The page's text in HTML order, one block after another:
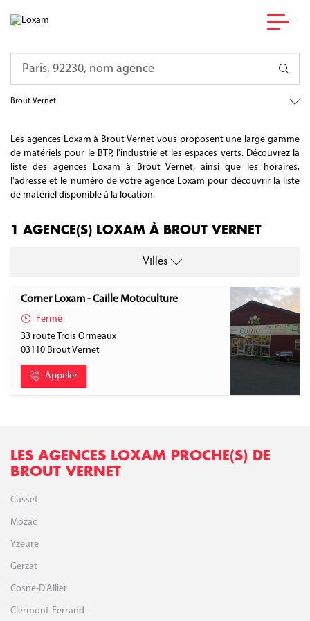
Brout Vernet
Les agences Loxam à Brout Vernet vous proposent une large gamme
de matériels pour le BTP, l'industrie et les espaces verts. Découvrez la
liste des agences Loxam à Brout Vernet, ainsi que les horaires,
l'adresse et le numéro de votre agence Loxam pour découvrir la liste
de matériel disponible à la location.
1 AGENCE(S) LOXAM À BROUT VERNET
Villes
Corner Loxam - Caille Motoculture
Fermé
33 route Trois Ormeaux
03110 Brout Vernet
Appeler
LES AGENCES LOXAM PROCHE(S) DE
BROUT VERNET
Cusset
Mozac
Yzeure
Gerzat
Cosne-D'Allier
Clermont-Ferrand